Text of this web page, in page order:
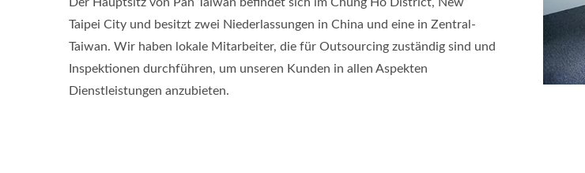
Taipei City und besitzt zwei Niederlassungen in China und eine in Zentral-
Taiwan. Wir haben lokale Mitarbeiter, die für Outsourcing zuständig sind und
Inspektionen durchführen, um unseren Kunden in allen Aspekten
Dienstleistungen anzubieten.